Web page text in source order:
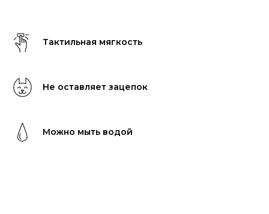
Тактильная мягкость
Не оставляет зацепок
Можно мыть водой